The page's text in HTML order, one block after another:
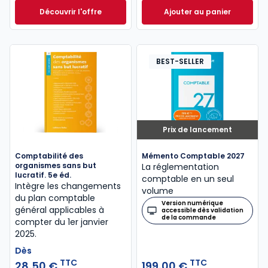
Découvrir l'offreEntreprise individuelle 2023/2024. 14e éd. à partir
Dès
Ajouter au panier
Mémentis
Comptabilité des
organismes sans but
lucratif. 5e éd.
Intègre les changements
du plan comptable
général applicables à
compter du 1er janvier
2025.
Dès
TTC
Prix de lancement
BEST-SELLER
Mémento Comptable 2027
La réglementation
comptable en un seul
volume
Version numérique
accessible dès validation
de la commande
TTC